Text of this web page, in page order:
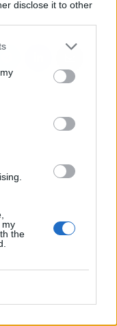
disclose it to other
my
the
de Rosso Decora